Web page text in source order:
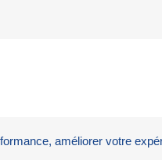
améliorer votre